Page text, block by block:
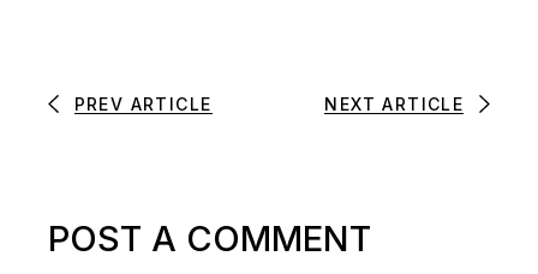
PREV ARTICLE NEXT ARTICLE
POST A COMMENT